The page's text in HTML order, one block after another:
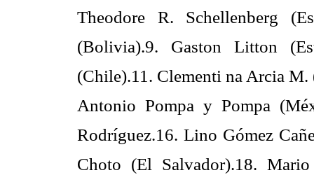
Theodore R. Schellenberg
(Bolivia).9. Gaston Litton
(Chile).11. Clementi na Arcia M.
Antonio Pompa y Pompa
Rodríguez.16. Lino Gómez
Choto (El Salvador).18.